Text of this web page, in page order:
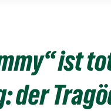
ist
der